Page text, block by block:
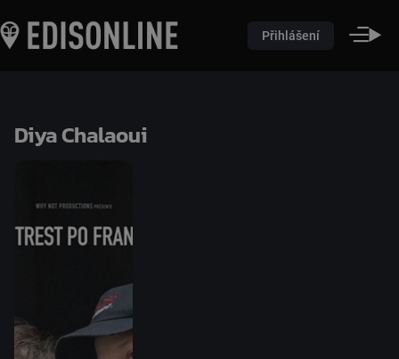
Přihlášení
Diya Chalaoui